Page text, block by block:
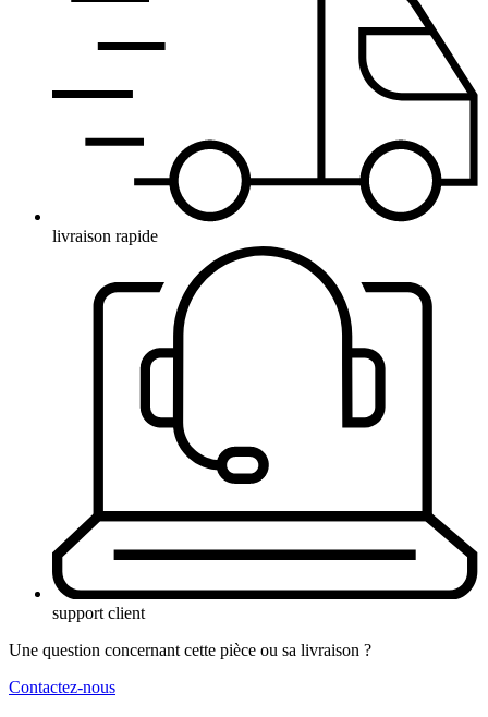
livraison rapide
support client
Une question concernant cette pièce ou sa livraison ?
Contactez-nous